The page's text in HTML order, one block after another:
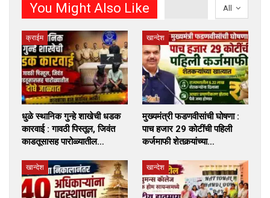
All
You Might Also Like
क्राईम
धुळे स्थानिक गुन्हे शाखेची धडक
कारवाई : गावठी पिस्तूल, जिवंत
काडतूसासह पारोळ्यातील…
खान्देश
मुख्यमंत्री फडणवीसांची घोषणा :
पाच हजार 29 कोटींची पहिली
कर्जमाफी शेतकर्‍यांच्या…
खान्देश खान्देश